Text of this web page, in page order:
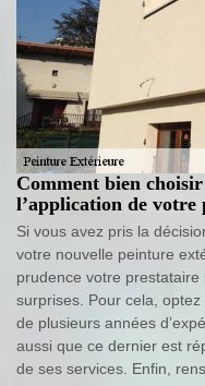
Comment bien
l’application de votre
Si vous avez pris la
votre nouvelle peinture
prudence votre
surprises. Pour cela,
de plusieurs années
aussi que ce dernier est
de ses services. Enfin,